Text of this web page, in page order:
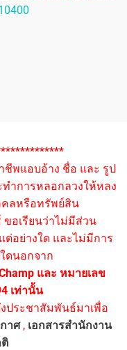
พแอบอ้าง ชื่อ และ รูป
ำการหลอกลวงให้หลง
คลหรือทรัพย์สิน
อเรียนว่าไม่มีส่วน
ต่อย่างใด และไม่มีการ
ดนอกจาก
และ หมายเลข
เท่านั้น
ประชาสัมพันธ์มาเพื่อ
าศ, เอกสารสำนักงาน